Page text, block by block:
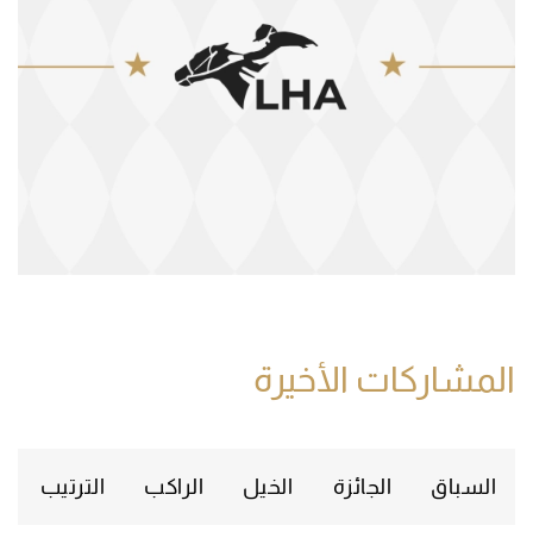
المشاركات الأخيرة
السباق الجائزة الخيل الراكب الترتيب